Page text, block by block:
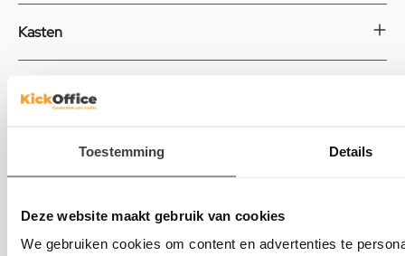
Toestemming Details
Deze website maakt gebruik van cookies
We gebruiken cookies om content en advertenties te
Kasten
Tafels
Bureaustoelen